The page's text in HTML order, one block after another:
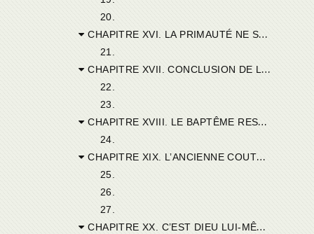
20.
CHAPITRE XVI. LA PRIMAUTÉ NE SE CONFOND PAS TOUJOURS AVEC L’UNITÉ.
21.
CHAPITRE XVII. CONCLUSION DE LA LETTRE DE CYPRIEN.
22.
23.
CHAPITRE XVIII. LE BAPTÊME RESTE TOUJOURS VIVANT.
24.
CHAPITRE XIX. L’ANCIENNE COUTUME FONDÉE SUR LA. RAISON ET LA VÉRITÉ.
25.
26.
27.
CHAPITRE XX. C’EST DIEU LUI-MÊME QUI BAPTISE PAR SON MINISTRE.